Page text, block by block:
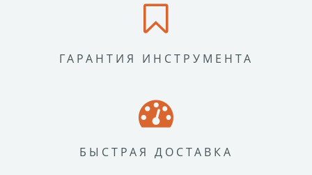
ГАРАНТИЯ ИНСТРУМЕНТА
БЫСТРАЯ ДОСТАВКА